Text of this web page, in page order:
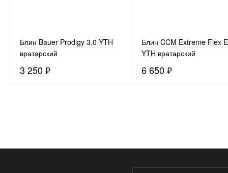
Блин Bauer Prodigy 3.0 YTH
вратарский
3 250₽
Блин CCM Extreme Flex
YTH вратарский
6 650₽